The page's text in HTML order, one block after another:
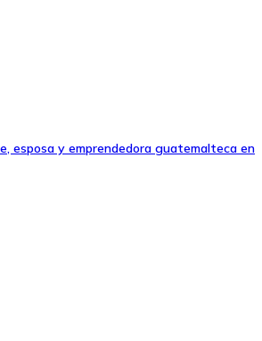
esposa y emprendedora guatemalteca en